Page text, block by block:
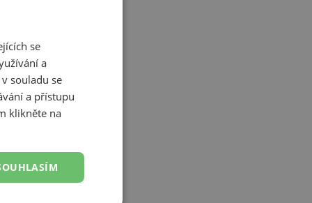
se
a
souladu se
a přístupu
klikněte na